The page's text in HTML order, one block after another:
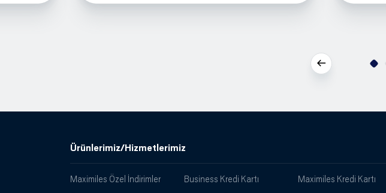
Ürünlerimiz/Hizmetlerimiz
Maximiles Özel İndirimler Business Kredi Kartı Maximiles Kredi Kartı